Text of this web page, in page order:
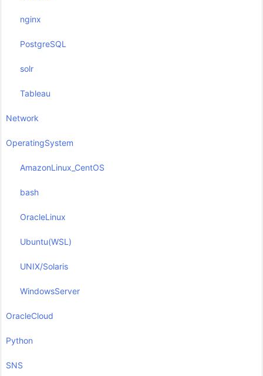
nginx
PostgreSQL
solr
Tableau
Network
OperatingSystem
AmazonLinux_CentOS
bash
OracleLinux
Ubuntu(WSL)
UNIX/Solaris
WindowsServer
OracleCloud
Python
SNS